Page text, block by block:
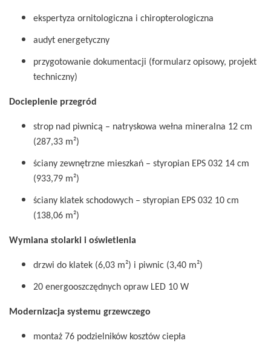
ekspertyza ornitologiczna i chiropterologiczna
audyt energetyczny
przygotowanie dokumentacji (formularz opisowy, projekt
techniczny)
Docieplenie przegród
strop nad piwnicą – natryskowa wełna mineralna 12 cm
(287,33 m²)
ściany zewnętrzne mieszkań – styropian EPS 032 14 cm
(933,79 m²)
ściany klatek schodowych – styropian EPS 032 10 cm
(138,06 m²)
Wymiana stolarki i oświetlenia
drzwi do klatek (6,03 m²) i piwnic (3,40 m²)
20 energooszczędnych opraw LED 10 W
Modernizacja systemu grzewczego
montaż 76 podzielników kosztów ciepła